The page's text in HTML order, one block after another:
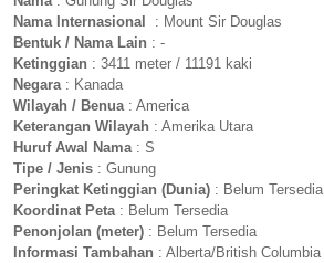
Nama Internasional
: Mount Sir Douglas
Bentuk / Nama Lain : -
Ketinggian : 3411 meter / 11191 kaki
Negara: Kanada
Wilayah / Benua: America
Keterangan Wilayah : Amerika Utara
Huruf Awal Nama: S
Tipe / Jenis : Gunung
Peringkat Ketinggian (Dunia) : Belum Tersedia
Koordinat Peta: Belum Tersedia
Penonjolan (meter) : Belum Tersedia
Informasi Tambahan : Alberta/British Columbia